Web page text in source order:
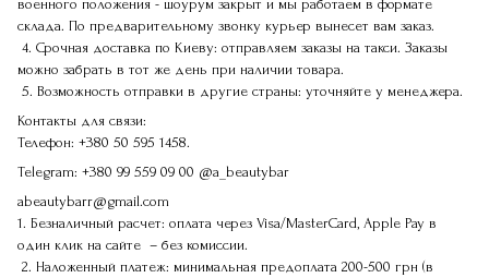
военного положения - шоурум закрыт и мы работаем в формате
склада. По предварительному звонку курьер вынесет вам заказ.
4. Срочная доставка по Киеву: отправляем заказы на такси. Заказы
можно забрать в тот же день при наличии товара.
5. Возможность отправки в другие страны: уточняйте у менеджера.
Контакты для связи:
Телефон: +380 50 595 1458.
Telegram: +380 99 559 09 00 @a_beautybar
abeautybarr@gmail.com
1. Безналичный расчет: оплата через Visa/MasterCard, Apple Pay в
один клик на сайте – без комиссии.
2. Наложенный платеж: минимальная предоплата 200-500 грн (в